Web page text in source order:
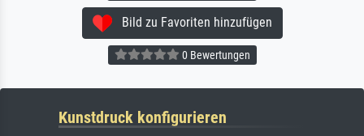
Bild zu Favoriten hinzufügen
0 Bewertungen
Kunstdruck konfigurieren